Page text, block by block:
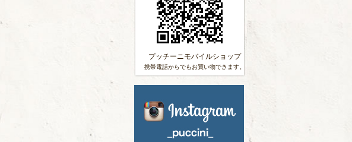
プッチーニモバイルショップ
携帯電話からでもお買い物できます。